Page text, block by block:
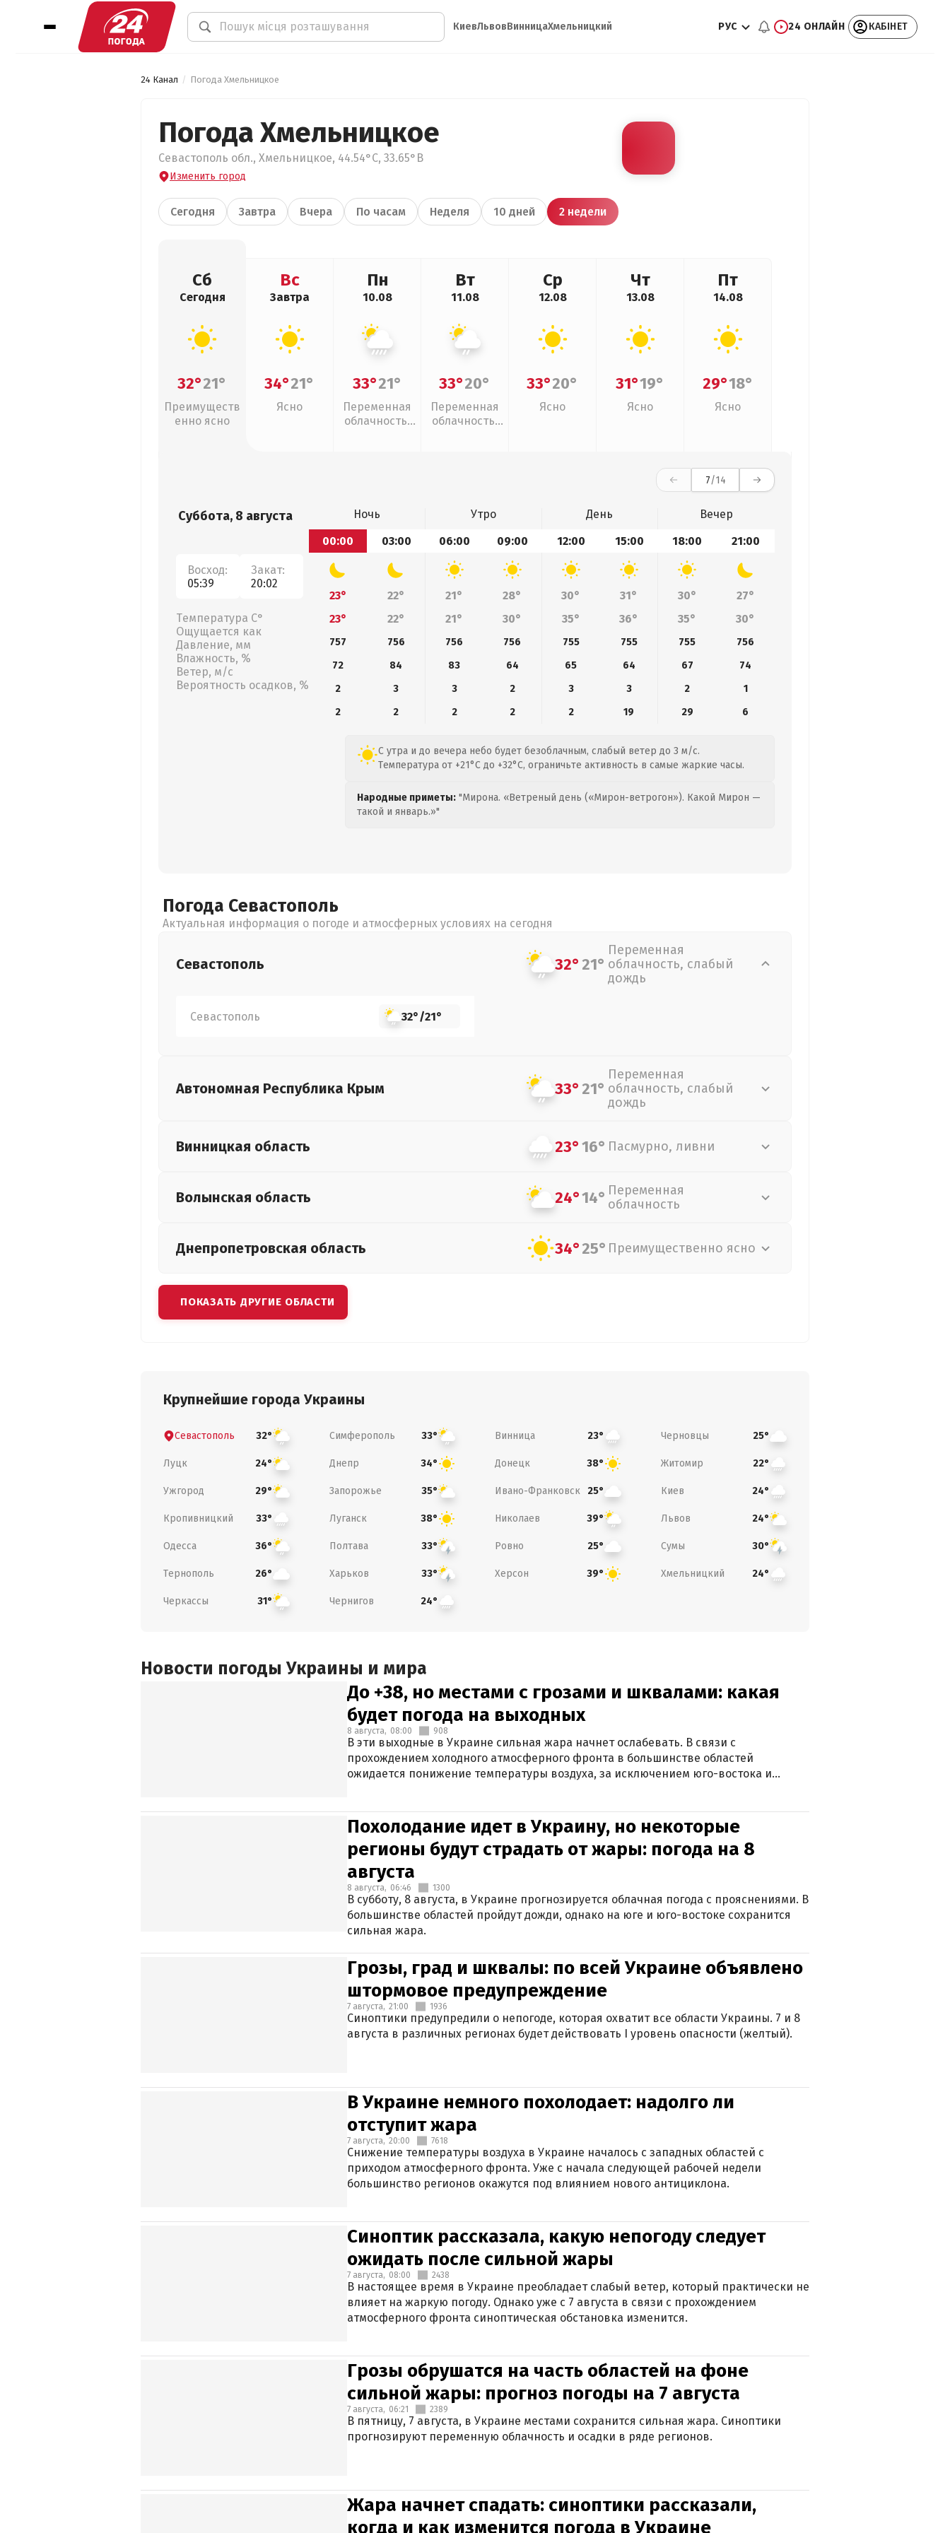
КиевЛьвовВинницаХмельницкий РУС 24 ОНЛАЙН КАБІНЕТ
24 Канал Погода Хмельницкое
Погода Хмельницкое
Севастополь обл., Хмельницкое, 44.54°С, 33.65°В
Изменить город
Сегодня Завтра Вчера По часам Неделя 10 дней 2 недели
Сб
Сегодня
32°21°
Преимуществ
енно ясно
Вс
Завтра
34°21°
Ясно
Пн
10.08
33°21°
Переменная
облачность,
Вт
11.08
33°20°
Переменная
облачность,
Ср
12.08
33°20°
Ясно
Чт
13.08
31°19°
Ясно
Пт
14.08
29°18°
Ясно
7/14
Суббота, 8 августа
Восход:
05:39
Закат:
20:02
Температура С°
Ощущается как
Давление, мм
Влажность, %
Ветер, м/с
Вероятность осадков, %
Ночь Утро День
Вечер
00:00
03:00 06:00 09:00 12:00 15:00 18:00 21:00
23° 22° 21° 28° 30° 31° 30°
27°
23°
22° 21° 30° 35° 36° 35° 30°
757 756 756 756 755 755 755
756
72
84 83 64 65 64 67
74
2
3 3 2 3 3 2
1
2
2 2 2 2 19 29 6
С утра и до вечера небо будет безоблачным, слабый ветер до 3 м/с.
Температура от +21°C до +32°C, ограничьте активность в самые жаркие часы.
Народные приметы: "Мирона. «Ветреный день («Мирон-ветрогон»). Какой Мирон —
такой и январь.»"
Погода Севастополь
Актуальная информация о погоде и атмосферных условиях на сегодня
Севастополь 32°21°
Переменная
облачность, слабый
дождь
Севастополь 32°/21°
Автономная Республика Крым 33°21°
Переменная
облачность, слабый
дождь
Винницкая область 23°16° Пасмурно, ливни
Волынская область 24°14° Переменная
облачность
Днепропетровская область 34°25° Преимущественно ясно
ПОКАЗАТЬ ДРУГИЕ ОБЛАСТИ
Крупнейшие города Украины
Севастополь 32° Симферополь 33° Винница 23° Черновцы 25°
Луцк 24° Днепр 34° Донецк 38° Житомир 22°
Ужгород 29° Запорожье 35° Ивано-Франковск 25° Киев 24°
Кропивницкий 33° Луганск 38° Николаев 39° Львов 24°
Одесса 36° Полтава 33° Ровно 25° Сумы 30°
Тернополь 26° Харьков 33° Херсон 39° Хмельницкий 24°
Черкассы 31° Чернигов 24°
Новости погоды Украины и мира
До +38, но местами с грозами и шквалами: какая
будет погода на выходных
8 августа, 08:00 908
В эти выходные в Украине сильная жара начнет ослабевать. В связи с
прохождением холодного атмосферного фронта в большинстве областей
ожидается понижение температуры воздуха, за исключением юго-востока и
Похолодание идет в Украину, но некоторые
регионы будут страдать от жары: погода на 8
августа
8 августа, 06:46 1300
В субботу, 8 августа, в Украине прогнозируется облачная погода с прояснениями. В
большинстве областей пройдут дожди, однако на юге и юго-востоке сохранится
сильная жара.
Грозы, град и шквалы: по всей Украине объявлено
штормовое предупреждение
7 августа, 21:00 1936
Синоптики предупредили о непогоде, которая охватит все области Украины. 7 и 8
августа в различных регионах будет действовать I уровень опасности (желтый).
В Украине немного похолодает: надолго ли
отступит жара
7 августа, 20:00 7618
Снижение температуры воздуха в Украине началось с западных областей с
приходом атмосферного фронта. Уже с начала следующей рабочей недели
большинство регионов окажутся под влиянием нового антициклона.
Синоптик рассказала, какую непогоду следует
ожидать после сильной жары
7 августа, 08:00 2438
В настоящее время в Украине преобладает слабый ветер, который практически не
влияет на жаркую погоду. Однако уже с 7 августа в связи с прохождением
атмосферного фронта синоптическая обстановка изменится.
Грозы обрушатся на часть областей на фоне
сильной жары: прогноз погоды на 7 августа
7 августа, 06:21 2389
В пятницу, 7 августа, в Украине местами сохранится сильная жара. Синоптики
прогнозируют переменную облачность и осадки в ряде регионов.
Жара начнет спадать: синоптики рассказали,
когда и как изменится погода в Украине